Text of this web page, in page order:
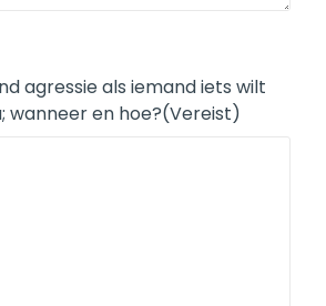
agressie als iemand iets wilt
wanneer en hoe?(Vereist)